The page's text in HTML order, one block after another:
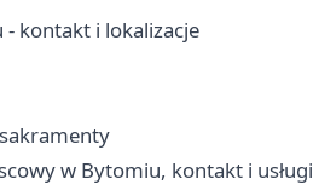
kontakt i lokalizacje
w Bytomiu, kontakt i usługi